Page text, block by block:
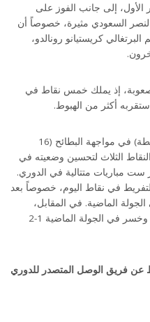
الأول، إلى جانب الفوز على
مباراة النصر السعودي مثيرة، خصوصاً أن
كريستيانو رونالدو،
إذ يملك خمس نقاط في
أكثر من الهبوط.
وفي المباراة الثانية، يدخل كلباء (13 نقطة) في مواجهة البطائح (16
الثلاث لتحسين وضعيته في
مباريات متتالية في الدوري.
في نقاط اليوم، خصوصاً بعد
الماضية. في المقابل،
يعاني البطائح بسبب النتائج المتواضعة، وخسر في الجولة الماضية 1-2
المركز الثاني بفارق 8 نقاط عن فريق الوصل المتصدر للدوري